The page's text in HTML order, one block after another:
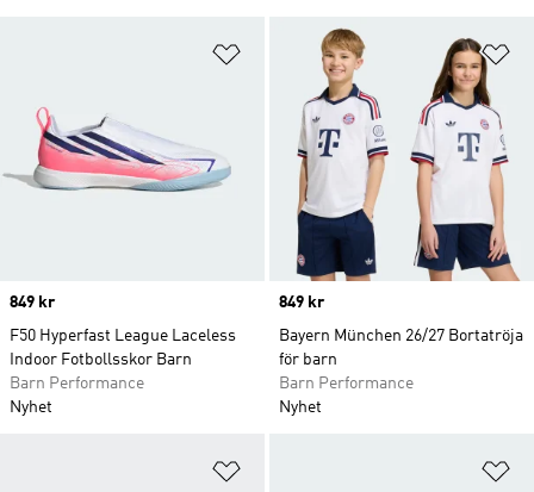
Lägg till på önskelistan
Price
849 kr
F50 Hyperfast League Laceless
Indoor Fotbollsskor Barn
Barn Performance
Nyhet
Price
849 kr
Bayern München 26/27 Bortatröja
för barn
Barn Performance
Nyhet